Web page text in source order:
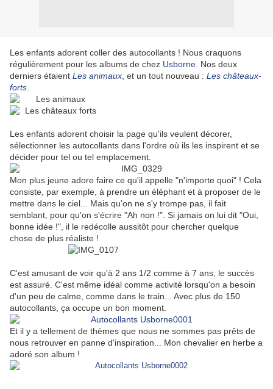
Les enfants adorent coller des autocollants ! Nous craquons
régulièrement pour les albums de chez Usborne . Nos deux
derniers étaient Les animaux , et un tout nouveau : Les châteaux-
forts
Les enfants adorent choisir la page qu'ils veulent décorer,
sélectionner les autocollants dans l'ordre où ils les inspirent et se
décider pour tel ou tel emplacement.
Mon plus jeune adore faire ce qu'il appelle "n'importe quoi" ! Cela
consiste, par exemple, à prendre un éléphant et à proposer de le
mettre dans le ciel... Mais qu'on ne s'y trompe pas, il fait
semblant, pour qu'on s'écrire "Ah non !". Si jamais on lui dit "Oui,
bonne idée !", il le redécolle aussitôt pour chercher quelque
chose de plus réaliste !
C'est amusant de voir qu'à 2 ans 1/2 comme à 7 ans, le succès
est assuré. C'est même idéal comme activité lorsqu'on a besoin
d'un peu de calme, comme dans le train... Avec plus de 150
autocollants, ça occupe un bon moment.
Et il y a tellement de thèmes que nous ne sommes pas prêts de
nous retrouver en panne d'inspiration... Mon chevalier en herbe a
adoré son album !